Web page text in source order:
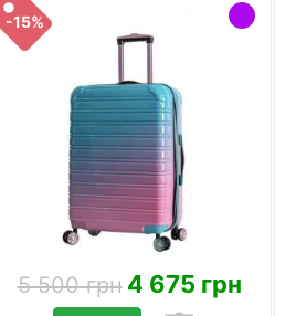
-15%
5 500 грн 4 675 грн